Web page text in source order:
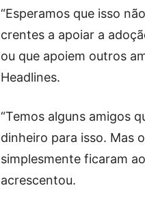
“Esperamos que isso
crentes a apoiar a
ou que apoiem outros
Headlines.
“Temos alguns amigos
dinheiro para isso. Mas
simplesmente ficaram
acrescentou.